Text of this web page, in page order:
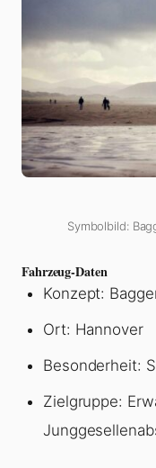
Symbolbild:
Fahrzeug-Daten
Konzept:
Ort: Hannover
Besonderheit:
Zielgruppe: